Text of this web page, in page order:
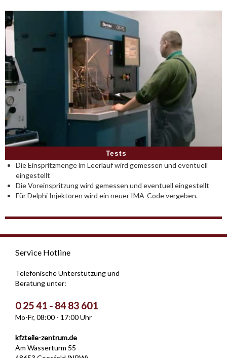
Tests
Die Einspritzmenge im Leerlauf wird gemessen und eventuell
eingestellt
Die Voreinspritzung wird gemessen und eventuell eingestellt
Für Delphi Injektoren wird ein neuer IMA-Code vergeben.
Service Hotline
Telefonische Unterstützung und
Beratung unter:
0 25 41 - 84 83 601
Mo-Fr, 08:00 - 17:00 Uhr
kfzteile-zentrum.de
Am Wasserturm 55